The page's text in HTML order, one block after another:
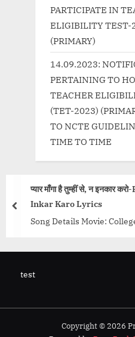
PARTICIPATE IN
ELIGIBILITY
(PRIMARY)
14.09.2023:
PERTAINING TO
TEACHER
(TET-2023)
TO NCTE
TIME TO TIME
प्यार माँगा है तुम्हीं से, न इनकार
Inkar Karo Lyrics
Song Details Movie:
Jaipuri, Saroj, Shiv
href="http://
link">Read More<span
माँगा है तुम्हीं से, न इनकार
prev
test
Copyright © 2026